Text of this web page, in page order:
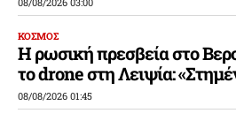
ΚΟΣΜΟΣ
Η ρωσική πρεσβεία στο
το drone στη Λειψία:
08/08/2026 01:45